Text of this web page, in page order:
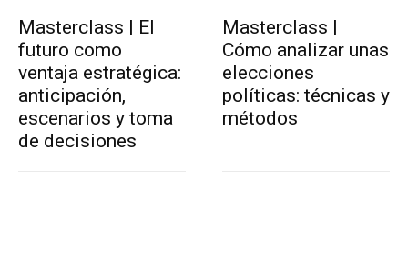
Masterclass | El
futuro como
ventaja estratégica:
anticipación,
escenarios y toma
de decisiones
Masterclass |
Cómo analizar unas
elecciones
políticas: técnicas y
métodos